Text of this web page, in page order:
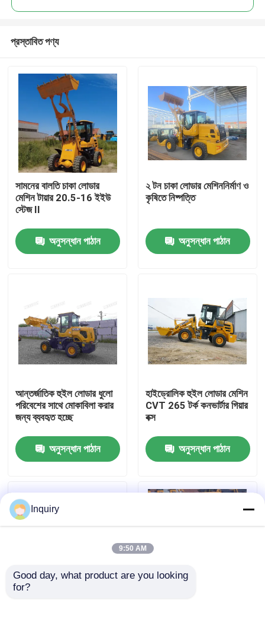
আমাদের সম্পর্কে
কারখানা ভ্রমণ
মান নিয়ন্ত্রণ
আমাদের সাথে যোগাযোগ করুন
খবর
হুইল লোডার মেশিন
প্রস্তাবিত পণ্য
সামনের বালতি চাকা লোডার
মেশিন টায়ার 20.5-16 ইইউ
স্টেজ II
অনুসন্ধান পাঠান
২ টন চাকা লোডার মেশিননির্মাণ ও
কৃষিতে নিষ্পত্তি
অনুসন্ধান পাঠান
আন্তর্জাতিক হুইল লোডার ধুলো
পরিবেশের সাথে মোকাবিলা করার
জন্য ব্যবহৃত হচ্ছে
অনুসন্ধান পাঠান
হাইড্রোলিক হুইল লোডার মেশিন
CVT 265 টর্ক কনভার্টার গিয়ার
বক্স
অনুসন্ধান পাঠান
Inquiry
9:50 AM
Good day, what product are you looking
for?